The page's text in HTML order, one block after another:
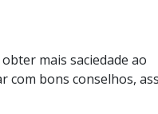
mais saciedade ao
com bons conselhos,